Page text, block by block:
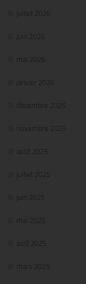
juillet 2026
juin 2026
mai 2026
janvier 2026
décembre 2025
novembre 2025
août 2025
juillet 2025
juin 2025
mai 2025
avril 2025
mars 2025